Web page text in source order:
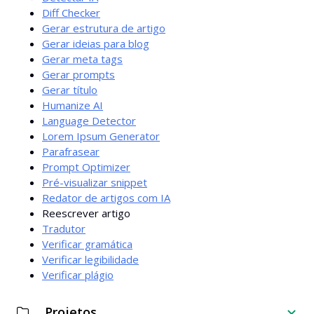
Diff Checker
Gerar estrutura de artigo
Gerar ideias para blog
Gerar meta tags
Gerar prompts
Gerar título
Humanize AI
Language Detector
Lorem Ipsum Generator
Parafrasear
Prompt Optimizer
Pré-visualizar snippet
Redator de artigos com IA
Reescrever artigo
Tradutor
Verificar gramática
Verificar legibilidade
Verificar plágio